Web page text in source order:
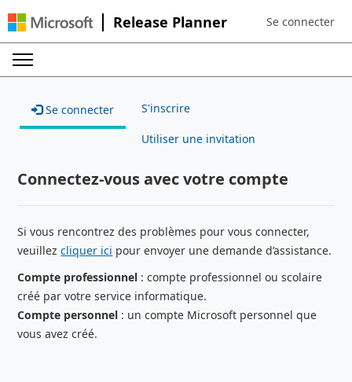
Release Planner Sign in to your
Se connecter
Se connecter S'inscrire
Utiliser une invitation
Connectez-vous avec votre compte
Si vous rencontrez des problèmes pour vous connecter,
veuillezcliquer ici pour envoyer une demande d’assistance.
Compte professionnel : compte professionnel ou scolaire
créé par votre service informatique.
Compte personnel : un compte Microsoft personnel que
vous avez créé.